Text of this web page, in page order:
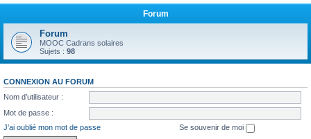
h
r
Forum
Forum
MOOC Cadrans solaires
Sujets : 98
CONNEXION AU FORUM
Nom d’utilisateur :
Mot de passe :
J’ai oublié mon mot de passe
Se souvenir de moi